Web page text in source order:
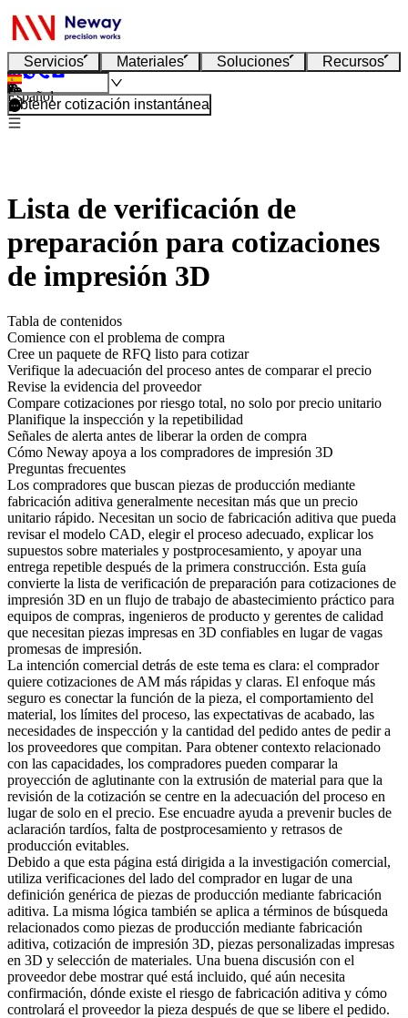
Servicios Materiales Soluciones Recursos
Español
Obtener cotización instantánea
Lista de verificación de
preparación para cotizaciones
de impresión 3D
Tabla de contenidos
Comience con el problema de compra
Cree un paquete de RFQ listo para cotizar
Verifique la adecuación del proceso antes de comparar el precio
Revise la evidencia del proveedor
Compare cotizaciones por riesgo total, no solo por precio unitario
Planifique la inspección y la repetibilidad
Señales de alerta antes de liberar la orden de compra
Cómo Neway apoya a los compradores de impresión 3D
Preguntas frecuentes
Los compradores que buscan piezas de producción mediante
fabricación aditiva generalmente necesitan más que un precio
unitario rápido. Necesitan un socio de fabricación aditiva que pueda
revisar el modelo CAD, elegir el proceso adecuado, explicar los
supuestos sobre materiales y postprocesamiento, y apoyar una
entrega repetible después de la primera construcción. Esta guía
convierte la lista de verificación de preparación para cotizaciones de
impresión 3D en un flujo de trabajo de abastecimiento práctico para
equipos de compras, ingenieros de producto y gerentes de calidad
que necesitan piezas impresas en 3D confiables en lugar de vagas
promesas de impresión.
La intención comercial detrás de este tema es clara: el comprador
quiere cotizaciones de AM más rápidas y claras. El enfoque más
seguro es conectar la función de la pieza, el comportamiento del
material, los límites del proceso, las expectativas de acabado, las
necesidades de inspección y la cantidad del pedido antes de pedir a
los proveedores que compitan. Para obtener contexto relacionado
con las capacidades, los compradores pueden compararla
proyección de aglutinante con la extrusión de material para que la
revisión de la cotización se centre en la adecuación del proceso en
lugar de solo en el precio. Ese encuadre ayuda a prevenir bucles de
aclaración tardíos, falta de postprocesamiento y retrasos de
producción evitables.
Debido a que esta página está dirigida a la investigación comercial,
utiliza verificaciones del lado del comprador en lugar de una
definición genérica de piezas de producción mediante fabricación
aditiva. La misma lógica también se aplica a términos de búsqueda
relacionados como piezas de producción mediante fabricación
aditiva, cotización de impresión 3D, piezas personalizadas impresas
en 3D y selección de materiales. Una buena discusión con el
proveedor debe mostrar qué está incluido, qué aún necesita
confirmación, dónde existe el riesgo de fabricación aditiva y cómo
controlará el proveedor la pieza después de que se libere el pedido.